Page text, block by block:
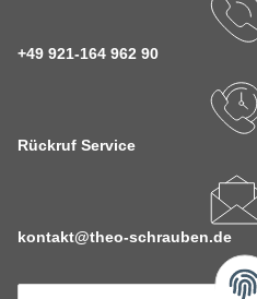
+49 921-164 962 90
Rückruf Service
kontakt@theo-schrauben.de